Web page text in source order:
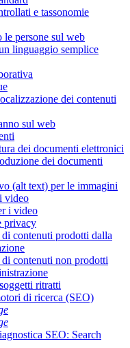
e tassonomie
le persone sul web
linguaggio semplice
dei contenuti
sul web
dei documenti elettronici
dei documenti
(alt text) per le immagini
video
i video
privacy
contenuti prodotti dalla
contenuti non prodotti
ritratti
di ricerca (SEO)
SEO: Search